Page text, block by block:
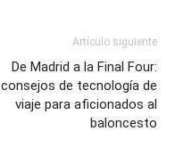
Artículo siguiente
De Madrid a la Final Four:
consejos de tecnología de
viaje para aficionados al
baloncesto